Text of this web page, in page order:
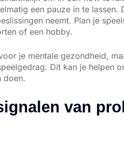
een pauze in te
neemt. Plan je
of een hobby.
je mentale gezondheid,
Dit kan je helpen
doen.
van